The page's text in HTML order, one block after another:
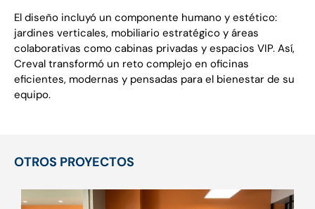
El diseño incluyó un componente humano y estético:
jardines verticales, mobiliario estratégico y áreas
colaborativas como cabinas privadas y espacios VIP. Así,
Creval transformó un reto complejo en oficinas
eficientes, modernas y pensadas para el bienestar de su
equipo.
OTROS PROYECTOS